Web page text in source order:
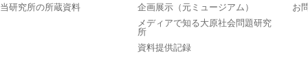
当研究所の所蔵資料
企画展示（元ミュージアム）
メディアで知る大原社会問題研究
所
資料提供記録
お